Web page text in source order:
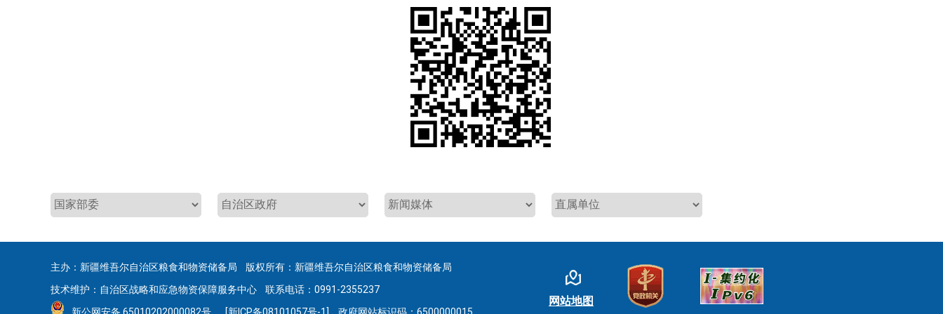
主办：新疆维吾尔自治区粮食和物资储备局 版权所有：新疆维吾尔自治区粮食和物资储备局
技术维护：自治区战略和应急物资保障服务中心 联系电话：0991-2355237
网站地图